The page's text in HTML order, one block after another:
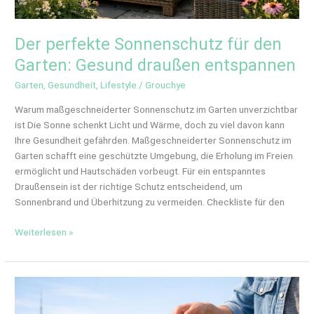
Der perfekte Sonnenschutz für den
Garten: Gesund draußen entspannen
Garten,Gesundheit,Lifestyle /Grouchye
Warum maßgeschneiderter Sonnenschutz im Garten unverzichtbar
ist Die Sonne schenkt Licht und Wärme, doch zu viel davon kann
Ihre Gesundheit gefährden. Maßgeschneiderter Sonnenschutz im
Garten schafft eine geschützte Umgebung, die Erholung im Freien
ermöglicht und Hautschäden vorbeugt. Für ein entspanntes
Draußensein ist der richtige Schutz entscheidend, um
Sonnenbrand und Überhitzung zu vermeiden. Checkliste für den
Weiterlesen »
aus